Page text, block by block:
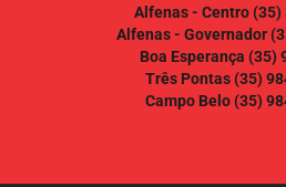
Alfenas - Centro(35)
Alfenas - Governador
Boa Esperança (35)
Três Pontas(35)
Campo Belo(35)